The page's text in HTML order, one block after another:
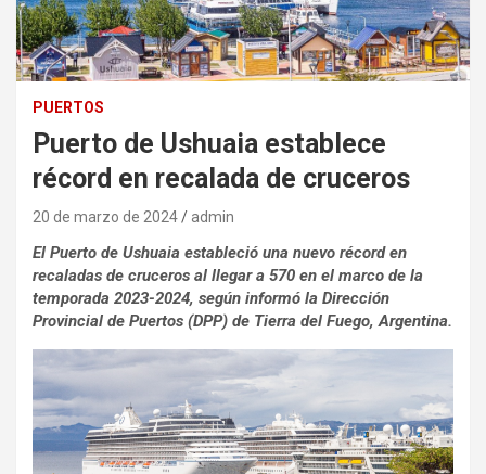
PUERTOS
Puerto de Ushuaia establece
récord en recalada de cruceros
20 de marzo de 2024 admin
El Puerto de Ushuaia estableció una nuevo récord en
recaladas de cruceros al llegar a 570 en el marco de la
temporada 2023-2024, según informó la Dirección
Provincial de Puertos (DPP) de Tierra del Fuego, Argentina.